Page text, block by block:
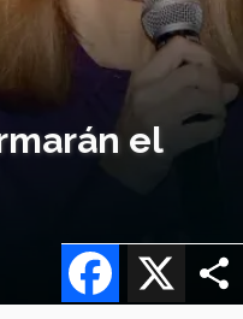
el
X
Facebook